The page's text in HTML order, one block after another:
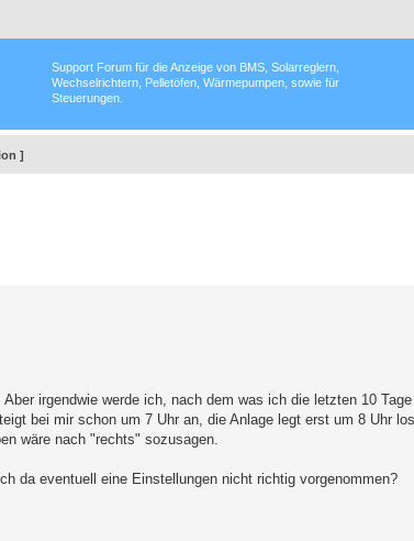
Support Forum für die Anzeige von BMS, Solarreglern,
Wechselrichtern, Pelletöfen, Wärmepumpen, sowie für
Steuerungen.
]
irgendwie werde ich, nach dem was ich die letzten 10
bei mir schon um 7 Uhr an, die Anlage legt erst um 8 Uhr
wäre nach "rechts" sozusagen.
da eventuell eine Einstellungen nicht richtig vorgenommen?